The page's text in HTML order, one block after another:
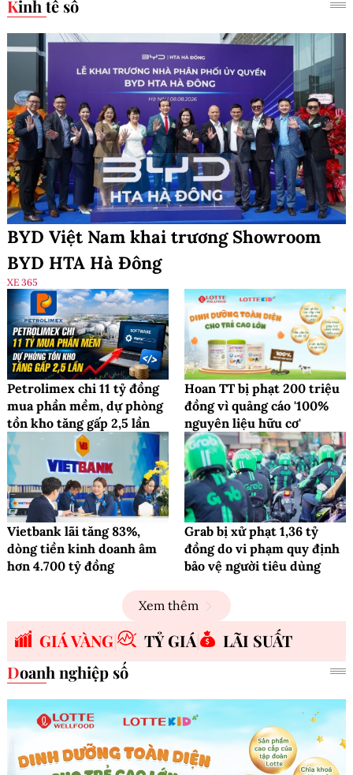
Kinh tế số
BYD Việt Nam khai trương Showroom
BYD HTA Hà Đông
XE 365
Petrolimex chi 11 tỷ đồng
mua phần mềm, dự phòng
tồn kho tăng gấp 2,5 lần
Hoan TT bị phạt 200 triệu
đồng vì quảng cáo '100%
nguyên liệu hữu cơ'
Vietbank lãi tăng 83%,
dòng tiền kinh doanh âm
hơn 4.700 tỷ đồng
Grab bị xử phạt 1,36 tỷ
đồng do vi phạm quy định
bảo vệ người tiêu dùng
Xem thêm
GIÁ VÀNG TỶ GIÁ
LÃI SUẤT
Doanh nghiệp số